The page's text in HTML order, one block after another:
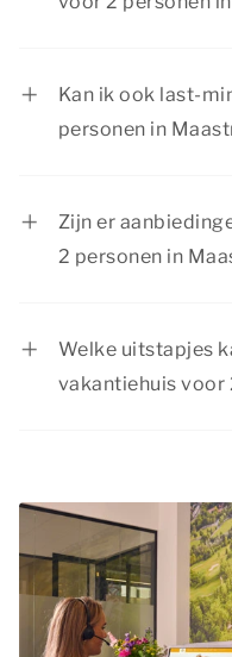
Kan ik ook last-
personen in
Zijn er
2 personen in
Welke uitstapjes
vakantiehuis voor
Maastricht. Er is
voor jong en
de lokale
geniet van een
prachtig